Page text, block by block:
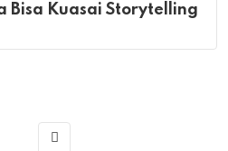
Bisa Kuasai Storytelling